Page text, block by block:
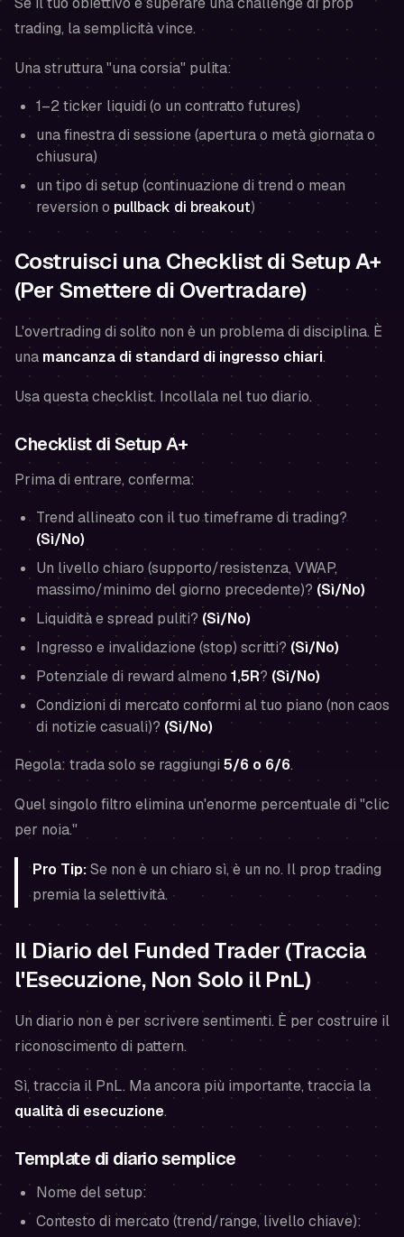
trading, la semplicità vince.
Una struttura "una corsia" pulita:
1–2 ticker liquidi (o un contratto futures)
una finestra di sessione (aperturao metà giornatao
chiusura)
un tipo di setup (continuazione di trend o mean
reversion o pullback di breakout)
Costruisci una Checklist di Setup A+
(Per Smettere di Overtradare)
L'overtrading di solito non è un problema di disciplina. È
una mancanza di standard di ingresso chiari.
Usa questa checklist. Incollala nel tuo diario.
Checklist di Setup A+
Prima di entrare, conferma:
Trend allineato con il tuo timeframe di trading?
(Sì/No)
Un livello chiaro (supporto/resistenza, VWAP,
massimo/minimo del giorno precedente)? (Sì/No)
Liquidità e spread puliti? (Sì/No)
Ingresso e invalidazione (stop) scritti? (Sì/No)
Potenziale di reward almeno 1,5R? (Sì/No)
Condizioni di mercato conformi al tuo piano (non caos
di notizie casuali)? (Sì/No)
Regola: trada solo se raggiungi 5/6 o 6/6.
Quel singolo filtro elimina un'enorme percentuale di "clic
per noia."
Pro Tip:Se non è un chiaro sì, è unno. Il prop trading
premia la selettività.
Il Diario del Funded Trader (Traccia
l'Esecuzione, Non Solo il PnL)
Un diario non è per scrivere sentimenti. È per costruire il
riconoscimento di pattern.
Sì, traccia il PnL. Ma ancora più importante, traccia la
qualità di esecuzione.
Template di diario semplice
Nome del setup:
Contesto di mercato (trend/range, livello chiave):